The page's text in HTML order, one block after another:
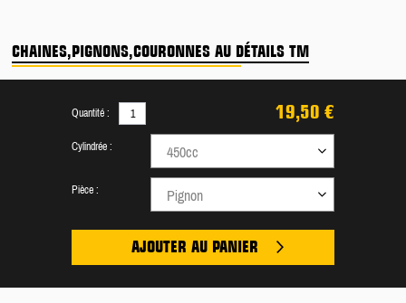
CHAINES,PIGNONS,COURONNES AU DÉTAILS TM
19,50 €
Quantité :
Cylindrée : 450cc
Pièce : Pignon
AJOUTER AU PANIER